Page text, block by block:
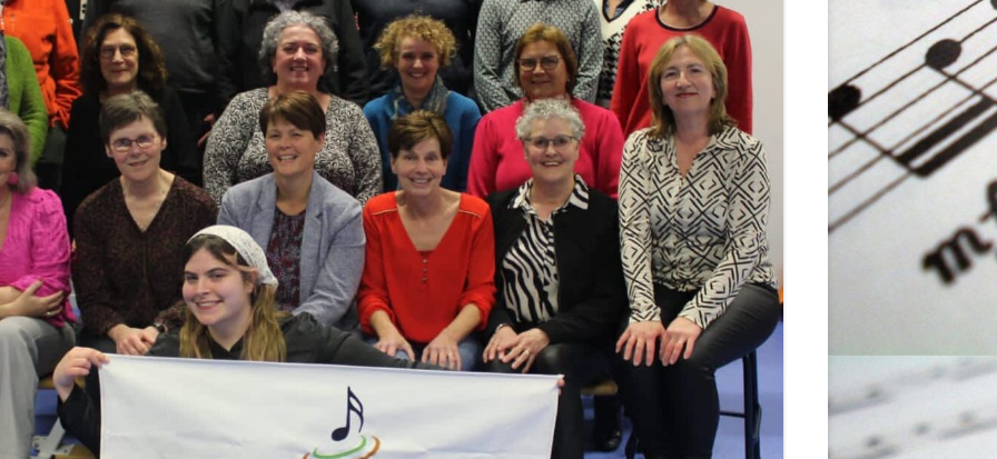
FOTO’S KERSTCONCERT 2014
FOTO’S OPTREDEN BAZAAR
BOXTEL 2015
FOTO’S BENEFIETCONCERT MET
POPKOOR JUKEBOX
FOTO’S JUBILEUMCONCERT
GEMENGD KOOR BEST
FOTO’S REPETITIE VOOR
OPTREDEN MET BIG BAND
FOTO’S KERSTCONCERT 2018